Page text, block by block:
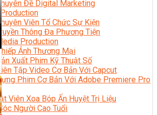
Đề Digital Marketing
Viên Tổ Chức Sự Kiện
Thông Đa Phương Tiện
Media Production
Ảnh Thương Mại
Sản Xuất Phim Kỹ Thuật Số
Tập Video Cơ Bản Với Capcut
Phim Cơ Bản Với Adobe Premiere Pro
Viên Xoa Bóp Ấn Huyệt Trị Liệu
Người Cao Tuổi